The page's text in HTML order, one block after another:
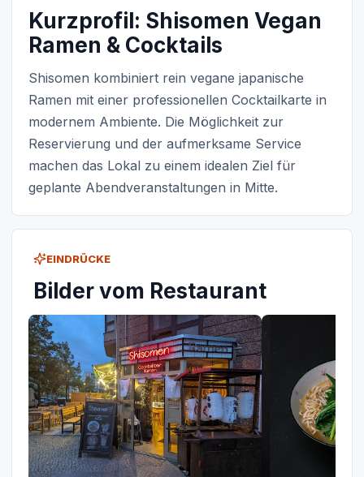
Kurzprofil: Shisomen Vegan
Ramen & Cocktails
Shisomen kombiniert rein vegane japanische
Ramen mit einer professionellen Cocktailkarte in
modernem Ambiente. Die Möglichkeit zur
Reservierung und der aufmerksame Service
machen das Lokal zu einem idealen Ziel für
geplante Abendveranstaltungen in Mitte.
EINDRÜCKE
Bilder vom Restaurant